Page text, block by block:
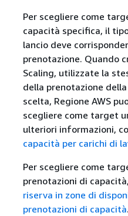
Per scegliere come
capacità specifica, il
lancio deve
prenotazione. Quando
Scaling, utilizzate la
della prenotazione
scelta, Regione AWS
scegliere come target
ulteriori informazioni,
capacità per carichi di
Per scegliere come
prenotazioni di
riserva in zone di
prenotazioni di capacità